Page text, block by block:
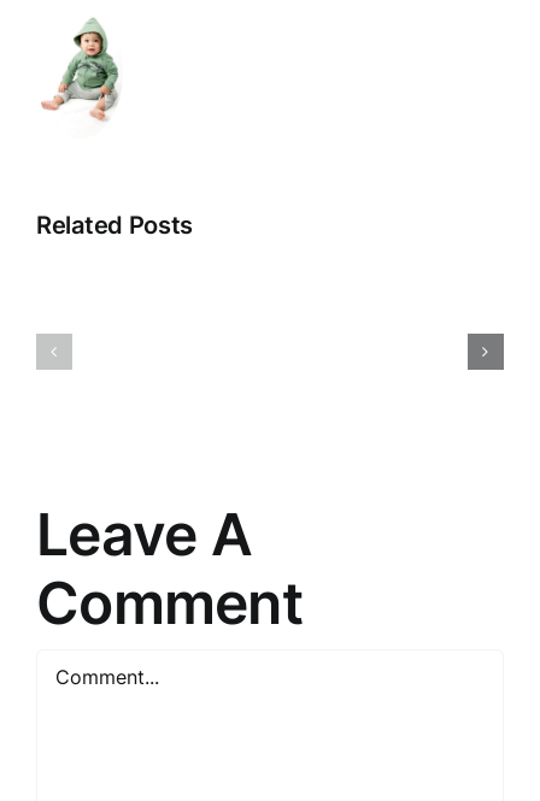
Related Posts
2025:
Nākotnes
Leave A
Comment
Comment